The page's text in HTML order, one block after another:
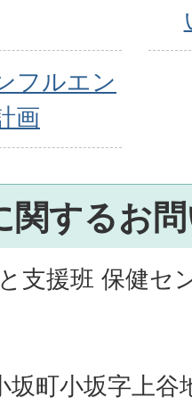
フルエン
画
関するお
支援班 保健セ
坂町小坂字上谷